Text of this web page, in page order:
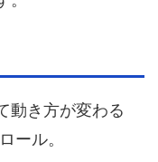
動き方が変わる
ール。